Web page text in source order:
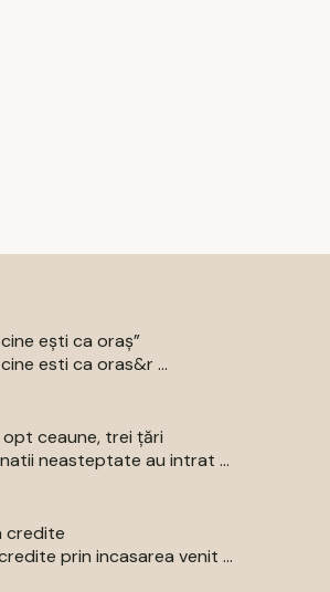
ești ca oraș”
esti ca oras&r ...
opt ceaune, trei țări
neasteptate au intrat ...
credite
prin incasarea venit ...